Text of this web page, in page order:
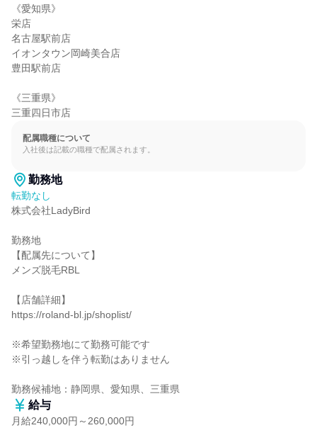
《愛知県》
栄店
名古屋駅前店
イオンタウン岡崎美合店
豊田駅前店
《三重県》
三重四日市店
配属職種について
入社後は記載の職種で配属されます。
勤務地
転勤なし
株式会社LadyBird
勤務地
【配属先について】
メンズ脱毛RBL
【店舗詳細】
https://roland-bl.jp/shoplist/
※希望勤務地にて勤務可能です
※引っ越しを伴う転勤はありません
勤務候補地：静岡県、愛知県、三重県
給与
月給240,000円～260,000円